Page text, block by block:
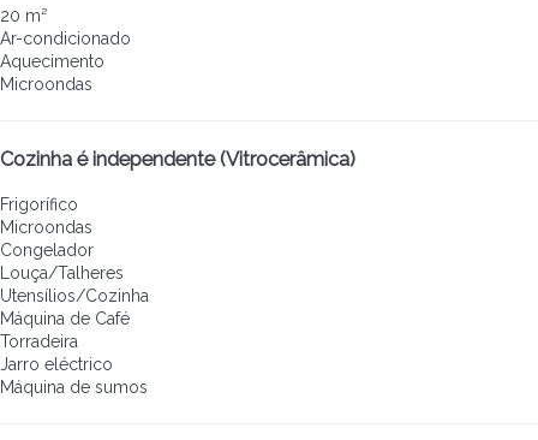
20 m²
Ar-condicionado
Aquecimento
Microondas
Cozinha é independente (Vitrocerâmica)
Frigorífico
Microondas
Congelador
Louça/Talheres
Utensílios/Cozinha
Máquina de Café
Torradeira
Jarro eléctrico
Máquina de sumos